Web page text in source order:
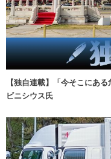
【独自連載】「今そこにあ
ビニシウス氏